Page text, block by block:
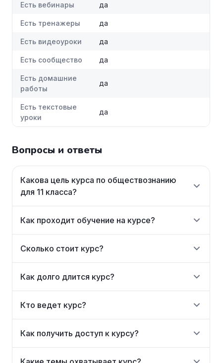
Есть вебинары да
Есть тренажеры да
Есть видеоуроки да
Есть сообщество да
Есть домашние
работы
да
Есть текстовые
уроки
да
Вопросы и ответы
Какова цель курса по обществознанию
для 11 класса?
Как проходит обучение на курсе?
Сколько стоит курс?
Как долго длится курс?
Кто ведет курс?
Как получить доступ к курсу?